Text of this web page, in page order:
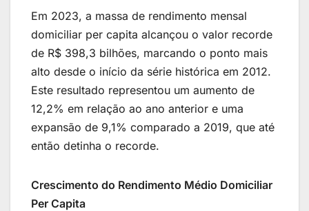
Em 2023, a massa de rendimento mensal
domiciliar per capita alcançou o valor recorde
de R$ 398,3 bilhões, marcando o ponto mais
alto desde o início da série histórica em 2012.
Este resultado representou um aumento de
12,2% em relação ao ano anterior e uma
expansão de 9,1% comparado a 2019, que até
então detinha o recorde.
Crescimento do Rendimento Médio Domiciliar
Per Capita